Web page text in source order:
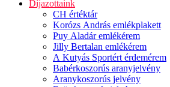
Díjazottaink
CH értéktár
Korózs András emlékplakett
Puy Aladár emlékérem
Jilly Bertalan emlékérem
A Kutyás Sportért érdemérem
Babérkoszorús aranyjelvény
Aranykoszorús jelvény